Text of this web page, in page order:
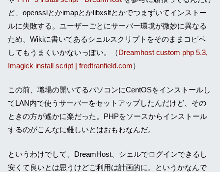
ど、opensslとかimapとかlibxsltとかでつまずいてインストー
ルに失敗する。ユーザーごとにサーバー環境が微妙に異なる
ため、Wikiに書いてあるシェルスクリプトをそのままコピペ
してもうまくいかないっぽい。（Dreamhost custom php 5.3,
Imagick install script | fredtranfield.com）
この前、職場の開いてるパソコンにCentOSをインストールし
てLAN内で使うサーバーをセットアップしたんだけど、その
ときの方が遙かに楽だった。PHPをソースからインストール
するのがこんなに難しいとはおもわなんだ。
というわけでして、DreamHost、シェルでログインできるし
安くて良いとは思うけどご利用は計画的に。というかなんで